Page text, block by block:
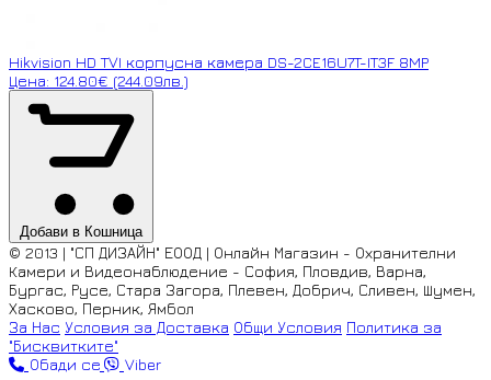
Hikvision HD TVI корпусна камера DS-2CE16U7T-IT3F 8MP
Цена: 124.80€ (244.09лв.)
Добави в Кошница
© 2013 | "СП ДИЗАЙН" ЕООД | Онлайн Магазин - Охранителни
Камери и Видеонаблюдение - София, Пловдив, Варна,
Бургас, Русе, Стара Загора, Плевен, Добрич, Сливен, Шумен,
Хасково, Перник, Ямбол
За Нас Условия за Доставка Общи Условия Политика за
"Бисквитките"
Обади се
Viber